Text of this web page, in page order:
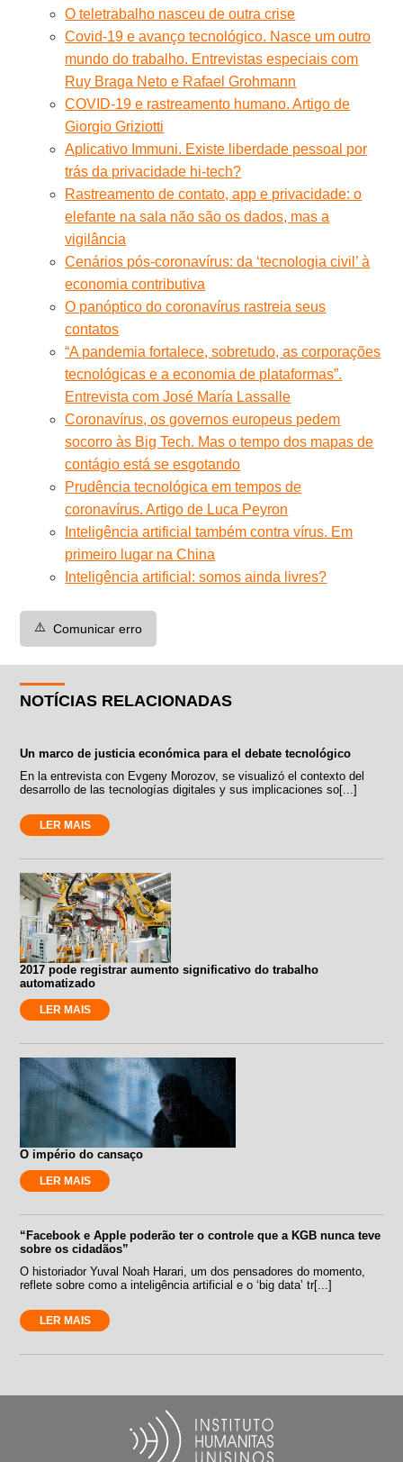
O teletrabalho nasceu de outra crise
Covid-19 e avanço tecnológico. Nasce um outro
mundo do trabalho. Entrevistas especiais com
Ruy Braga Neto e Rafael Grohmann
COVID-19 e rastreamento humano. Artigo de
Giorgio Griziotti
Aplicativo Immuni. Existe liberdade pessoal por
trás da privacidade hi-tech?
Rastreamento de contato, app e privacidade: o
elefante na sala não são os dados, mas a
vigilância
Cenários pós-coronavírus: da ‘tecnologia civil’ à
economia contributiva
O panóptico do coronavírus rastreia seus
contatos
“A pandemia fortalece, sobretudo, as corporações
tecnológicas e a economia de plataformas”.
Entrevista com José María Lassalle
Coronavírus, os governos europeus pedem
socorro às Big Tech. Mas o tempo dos mapas de
contágio está se esgotando
Prudência tecnológica em tempos de
coronavírus. Artigo de Luca Peyron
Inteligência artificial também contra vírus. Em
primeiro lugar na China
Inteligência artificial: somos ainda livres?
⚠️ Comunicar erro
NOTÍCIAS RELACIONADAS
Un marco de justicia económica para el debate tecnológico
En la entrevista con Evgeny Morozov, se visualizó el contexto del
desarrollo de las tecnologías digitales y sus implicaciones so[...]
LER MAIS
2017 pode registrar aumento significativo do trabalho
automatizado
LER MAIS
O império do cansaço
LER MAIS
“Facebook e Apple poderão ter o controle que a KGB nunca teve
sobre os cidadãos”
O historiador Yuval Noah Harari, um dos pensadores do momento,
reflete sobre como a inteligência artificial e o ‘big data’ tr[...]
LER MAIS